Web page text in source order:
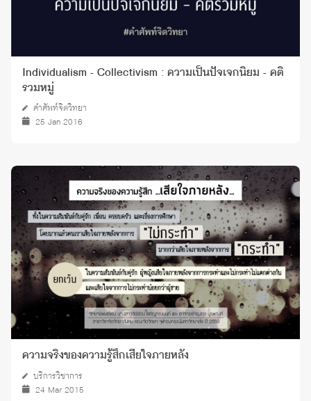
Individualism - Collectivism : ความเป็นปัจเจกนิยม - คติ
รวมหมู่
คำศัพท์จิตวิทยา
25 Jan 2016
ความจริงของความรู้สึกเสียใจภายหลัง
บริการวิชาการ
24 Mar 2015